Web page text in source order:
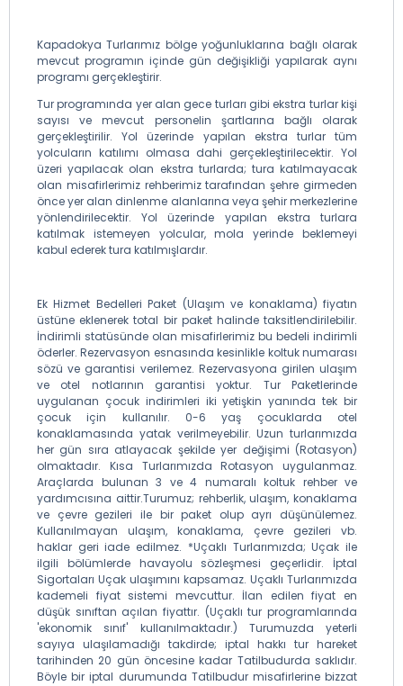
Kapadokya Turlarımız bölge yoğunluklarına bağlı olarak
mevcut programın içinde gün değişikliği yapılarak aynı
programı gerçekleştirir.
Tur programında yer alan gece turları gibi ekstra turlar kişi
sayısı ve mevcut personelin şartlarına bağlı olarak
gerçekleştirilir. Yol üzerinde yapılan ekstra turlar tüm
yolcuların katılımı olmasa dahi gerçekleştirilecektir. Yol
üzeri yapılacak olan ekstra turlarda; tura katılmayacak
olan misafirlerimiz rehberimiz tarafından şehre girmeden
önce yer alan dinlenme alanlarına veya şehir merkezlerine
yönlendirilecektir. Yol üzerinde yapılan ekstra turlara
katılmak istemeyen yolcular, mola yerinde beklemeyi
kabul ederek tura katılmışlardır.
Ek Hizmet Bedelleri Paket (Ulaşım ve konaklama) fiyatın
üstüne eklenerek total bir paket halinde taksitlendirilebilir.
İndirimli statüsünde olan misafirlerimiz bu bedeli indirimli
öderler. Rezervasyon esnasında kesinlikle koltuk numarası
sözü ve garantisi verilemez. Rezervasyona girilen ulaşım
ve otel notlarının garantisi yoktur. Tur Paketlerinde
uygulanan çocuk indirimleri iki yetişkin yanında tek bir
çocuk için kullanılır. 0-6 yaş çocuklarda otel
konaklamasında yatak verilmeyebilir. Uzun turlarımızda
her gün sıra atlayacak şekilde yer değişimi (Rotasyon)
olmaktadır. Kısa Turlarımızda Rotasyon uygulanmaz.
Araçlarda bulunan 3 ve 4 numaralı koltuk rehber ve
yardımcısına aittir.Turumuz; rehberlik, ulaşım, konaklama
ve çevre gezileri ile bir paket olup ayrı düşünülemez.
Kullanılmayan ulaşım, konaklama, çevre gezileri vb.
haklar geri iade edilmez. *Uçaklı Turlarımızda; Uçak ile
ilgili bölümlerde havayolu sözleşmesi geçerlidir. İptal
Sigortaları Uçak ulaşımını kapsamaz. Uçaklı Turlarımızda
kademeli fiyat sistemi mevcuttur. İlan edilen fiyat en
düşük sınıftan açılan fiyattır. (Uçaklı tur programlarında
'ekonomik sınıf' kullanılmaktadır.) Turumuzda yeterli
sayıya ulaşılamadığı takdirde; iptal hakkı tur hareket
tarihinden 20 gün öncesine kadar Tatilbudurda saklıdır.
Böyle bir iptal durumunda Tatilbudur misafirlerine bizzat